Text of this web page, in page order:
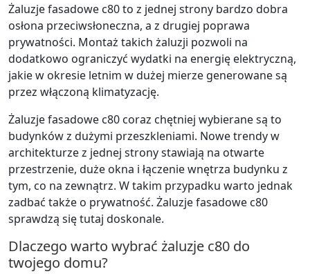
Żaluzje fasadowe c80 to z jednej strony bardzo dobra
osłona przeciwsłoneczna, a z drugiej poprawa
prywatności. Montaż takich żaluzji pozwoli na
dodatkowo ograniczyć wydatki na energię elektryczną,
jakie w okresie letnim w dużej mierze generowane są
przez włączoną klimatyzację.
Żaluzje fasadowe c80 coraz chętniej wybierane są to
budynków z dużymi przeszkleniami. Nowe trendy w
architekturze z jednej strony stawiają na otwarte
przestrzenie, duże okna i łączenie wnętrza budynku z
tym, co na zewnątrz. W takim przypadku warto jednak
zadbać także o prywatność. Żaluzje fasadowe c80
sprawdzą się tutaj doskonale.
Dlaczego warto wybrać żaluzje c80 do
twojego domu?